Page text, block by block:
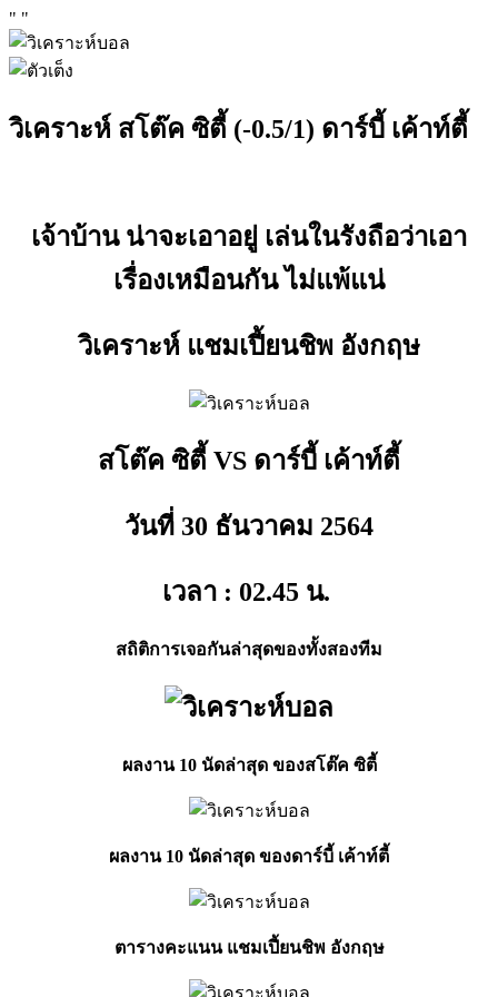
" "
วิเคราะห์ สโต๊ค ซิตี้ (-0.5/1) ดาร์บี้ เค้าท์ตี้
เจ้าบ้าน น่าจะเอาอยู่ เล่นในรังถือว่าเอา
เรื่องเหมือนกัน ไม่แพ้แน่
วิเคราะห์ แชมเปี้ยนชิพ อังกฤษ
สโต๊ค ซิตี้ VS ดาร์บี้ เค้าท์ตี้
วันที่ 30 ธันวาคม 2564
เวลา : 02.45 น.
สถิติการเจอกันล่าสุดของทั้งสองทีม
ผลงาน 10 นัดล่าสุด ของสโต๊ค ซิตี้
ผลงาน 10 นัดล่าสุด ของดาร์บี้ เค้าท์ตี้
ตารางคะแนน แชมเปี้ยนชิพ อังกฤษ